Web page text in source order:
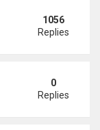
tấn công phối
1056
Replies
nơi sinh, mở
0
Replies